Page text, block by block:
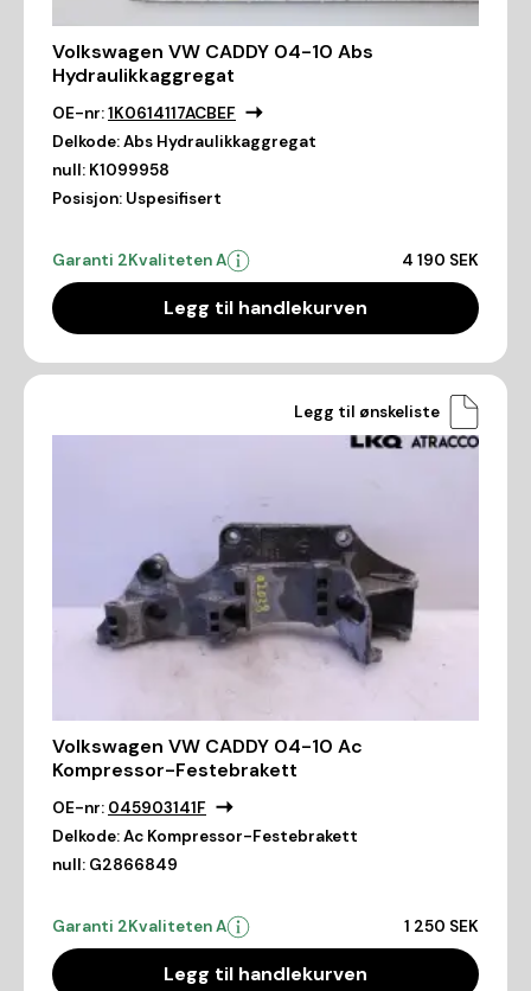
Volkswagen VW CADDY 04-10 Abs
Hydraulikkaggregat
OE-nr:1K0614117ACBEF
Delkode:Abs Hydraulikkaggregat
null: K1099958
Posisjon: Uspesifisert
Garanti 2Kvaliteten A 4 190 SEK
Legg til handlekurven
Legg til ønskeliste
Volkswagen VW CADDY 04-10 Ac
Kompressor-Festebrakett
OE-nr: 045903141F
Delkode:Ac Kompressor-Festebrakett
null: G2866849
Garanti 2Kvaliteten A 1 250 SEK
Legg til handlekurven